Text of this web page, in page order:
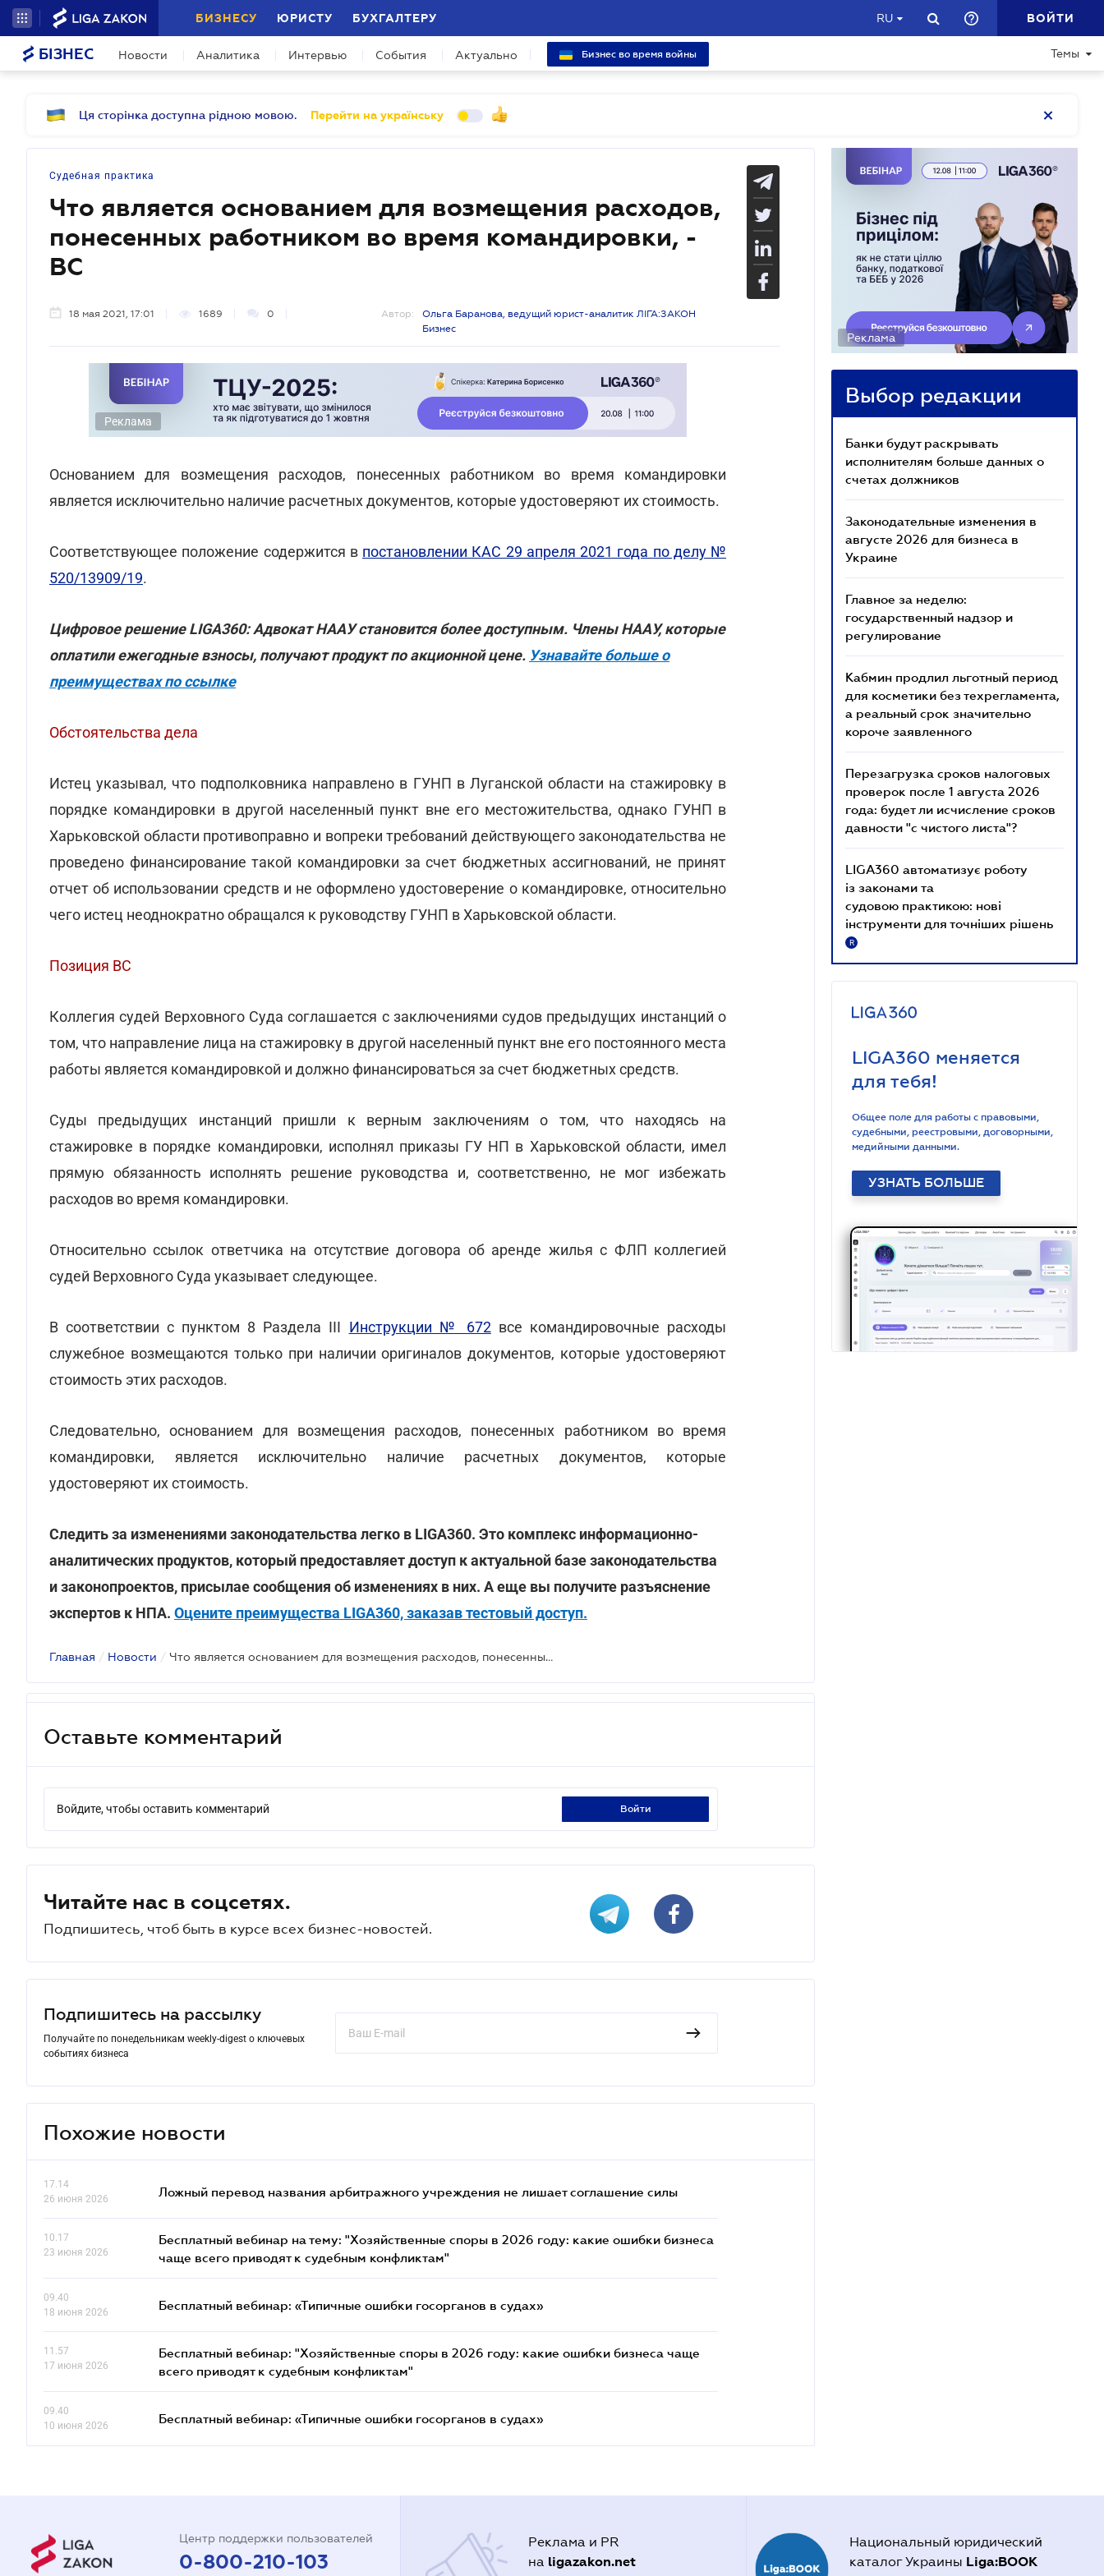
БИЗНЕСУ ЮРИСТУ БУХГАЛТЕРУ RU ВОЙТИ
БІЗНЕС Новости Аналитика Интервью События Актуально Бизнес во время войны Темы
Ця сторінка доступна рідною мовою. Перейти на українську
Судебная практика
Что является основанием для возмещения расходов,
понесенных работником во время командировки, -
ВС
18 мая 2021, 17:01 1689 0 Автор:
Ольга Баранова, ведущий юрист-аналитик ЛІГА:ЗАКОН
Бизнес
Реклама
Основанием для возмещения расходов, понесенных работником во время командировки
является исключительно наличие расчетных документов, которые удостоверяют их стоимость.
Соответствующее положение содержится в постановлении КАС 29 апреля 2021 года по делу №
520/13909/19.
Цифровое решение LIGA360: Адвокат НААУ становится более доступным. Члены НААУ, которые
оплатили ежегодные взносы, получают продукт по акционной цене. Узнавайте больше о
преимуществах по ссылке
Обстоятельства дела
Истец указывал, что подполковника направлено в ГУНП в Луганской области на стажировку в
порядке командировки в другой населенный пункт вне его местожительства, однако ГУНП в
Харьковской области противоправно и вопреки требований действующего законодательства не
проведено финансирование такой командировки за счет бюджетных ассигнований, не принят
отчет об использовании средств и не оформлено удостоверение о командировке, относительно
чего истец неоднократно обращался к руководству ГУНП в Харьковской области.
Позиция ВС
Коллегия судей Верховного Суда соглашается с заключениями судов предыдущих инстанций о
том, что направление лица на стажировку в другой населенный пункт вне его постоянного места
работы является командировкой и должно финансироваться за счет бюджетных средств.
Суды предыдущих инстанций пришли к верным заключениям о том, что находясь на
стажировке в порядке командировки, исполнял приказы ГУ НП в Харьковской области, имел
прямую обязанность исполнять решение руководства и, соответственно, не мог избежать
расходов во время командировки.
Относительно ссылок ответчика на отсутствие договора об аренде жилья с ФЛП коллегией
судей Верховного Суда указывает следующее.
В соответствии с пунктом 8 Раздела III Инструкции № 672все командировочные расходы
служебное возмещаются только при наличии оригиналов документов, которые удостоверяют
стоимость этих расходов.
Следовательно, основанием для возмещения расходов, понесенных работником во время
командировки, является исключительно наличие расчетных документов, которые
удостоверяют их стоимость.
Следить за изменениями законодательства легко в LIGA360. Это комплекс информационно-
аналитических продуктов, который предоставляет доступ к актуальной базе законодательства
и законопроектов, присылае сообщения об изменениях в них. А еще вы получите разъяснение
экспертов к НПА. Оцените преимущества LIGA360, заказав тестовый доступ.
Главная / Новости / Что является основанием для возмещения расходов, понесенных работником во время командировки, - ВС
Оставьте комментарий
Войдите, чтобы оставить комментарий войти
Читайте нас в соцсетях.
Подпишитесь, чтоб быть в курсе всех бизнес-новостей.
Подпишитесь на рассылку
Получайте по понедельникам weekly-digest о ключевых
событиях бизнеса
Похожие новости
17.14
26 июня 2026
Ложный перевод названия арбитражного учреждения не лишает соглашение силы
10.17
23 июня 2026
Бесплатный вебинар на тему: "Хозяйственные споры в 2026 году: какие ошибки бизнеса
чаще всего приводят к судебным конфликтам"
09.40
18 июня 2026
Бесплатный вебинар: «Типичные ошибки госорганов в судах»
11.57
17 июня 2026
Бесплатный вебинар: "Хозяйственные споры в 2026 году: какие ошибки бизнеса чаще
всего приводят к судебным конфликтам"
09.40
10 июня 2026
Бесплатный вебинар: «Типичные ошибки госорганов в судах»
Реклама
Выбор редакции
Банки будут раскрывать
исполнителям больше данных о
счетах должников
Законодательные изменения в
августе 2026 для бизнеса в
Украине
Главное за неделю:
государственный надзор и
регулирование
Кабмин продлил льготный период
для косметики без техрегламента,
а реальный срок значительно
короче заявленного
Перезагрузка сроков налоговых
проверок после 1 августа 2026
года: будет ли исчисление сроков
давности "с чистого листа"?
LIGA360 автоматизує роботу
із законами та
судовою практикою: нові
інструменти для точніших рішень
R
LIGA360 меняется
для тебя!
Общее поле для работы с правовыми,
судебными, реестровыми, договорными,
медийными данными.
УЗНАТЬ БОЛЬШЕ
Центр поддержки пользователей
0-800-210-103
Реклама и PR
на ligazakon.net
Национальный юридический
каталог Украины Liga:BOOK